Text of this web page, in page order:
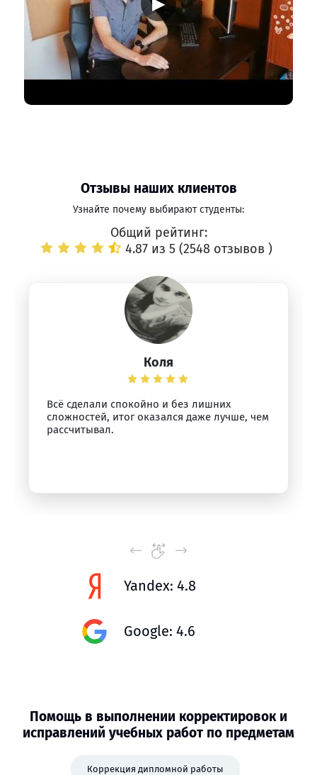
Отзывы наших клиентов
Узнайте почему выбирают студенты:
Общий рейтинг:
4.87 из 5 (2548 отзывов )
Коля
Всё сделали спокойно и без лишних
сложностей, итог оказался даже лучше, чем
рассчитывал.
Yandex: 4.8
Google: 4.6
Помощь в выполнении корректировок и
исправлений учебных работ по предметам
Коррекция дипломной работы